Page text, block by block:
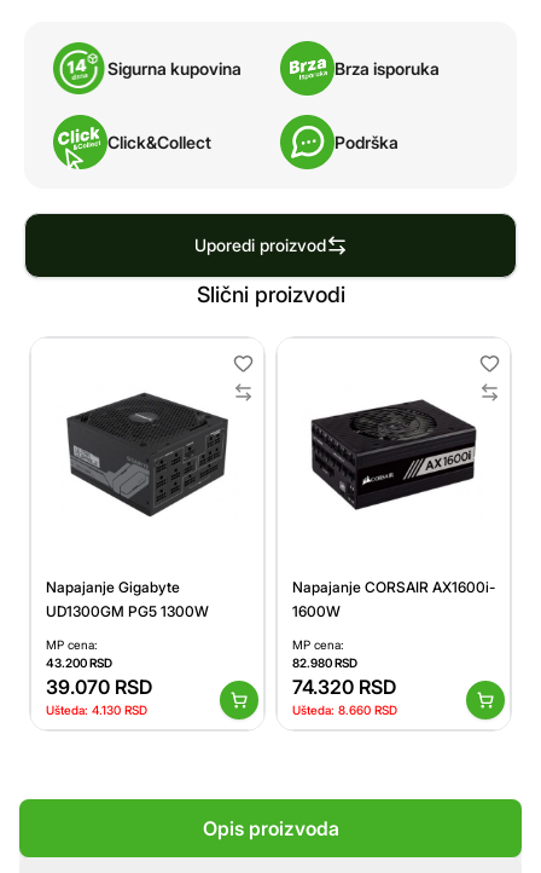
Sigurna kupovina Brza isporuka
Click&Collect Podrška
Uporedi proizvod
Slični proizvodi
Napajanje Gigabyte
UD1300GM PG5 1300W
MP cena:
43.200RSD
39.070 RSD
Ušteda: 4.130 RSD
Napajanje CORSAIR AX1600i-
1600W
MP cena:
82.980RSD
74.320 RSD
Ušteda: 8.660 RSD
Opis proizvoda